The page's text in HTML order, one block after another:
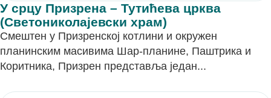
У срцу Призрена – Тутићева црква
(Светониколајевски храм)
Смештен у Призренској котлини и окружен
планинским масивима Шар-планине, Паштрика и
Коритника, Призрен представља један...